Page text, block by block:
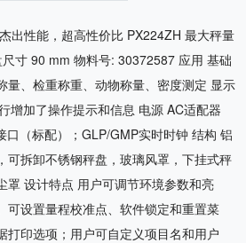
出性能，超高性价比 PX224ZH 最大秤量
寸 90 mm 物料号: 30372587 应用 基础
量、检重称重、动物称量、密度测定 显示
增加了操作提示和信息 电源 AC适配器
口（标配）；GLP/GMP实时时钟 结构 铝
可拆卸不锈钢秤盘，玻璃风罩，下挂式秤
罩 设计特点 用户可调节环境参数和亮
可设置量程校准点、软件锁定和重置菜
打印选项；用户可自定义项目名和用户